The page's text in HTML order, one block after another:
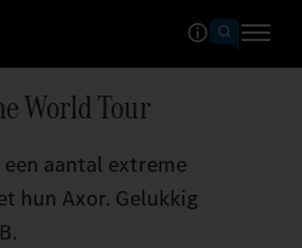
World Tour
aantal extreme
hun Axor. Gelukkig